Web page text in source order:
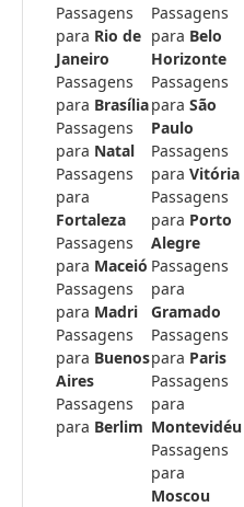
Passagens
para Rio de
Janeiro
Passagens
para Brasília
Passagens
para Natal
Passagens
para
Fortaleza
Passagens
para Maceió
Passagens
para Madri
Passagens
para Buenos
Aires
Passagens
para Berlim
Passagens
para Belo
Horizonte
Passagens
para São
Paulo
Passagens
para Vitória
Passagens
para Porto
Alegre
Passagens
para
Gramado
Passagens
para Paris
Passagens
para
Montevidéu
Passagens
para
Moscou